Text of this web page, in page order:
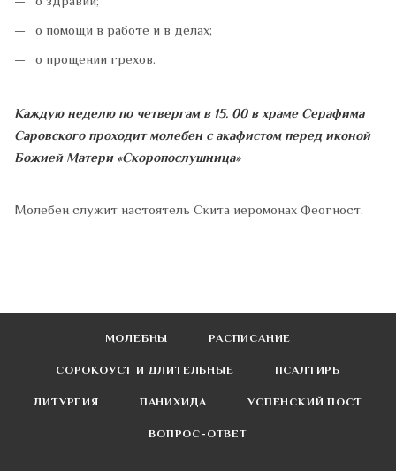
о помощи в работе и в делах;
о прощении грехов.
Каждую неделю по четвергам в 15. 00 в храме Серафима
Саровского проходит молебен с акафистом перед иконой
Божией Матери «Скоропослушница»
Молебен служит настоятель Скита иеромонах Феогност.
МОЛЕБНЫ
РАСПИСАНИЕ
СОРОКОУСТ И ДЛИТЕЛЬНЫЕ
ПСАЛТИРЬ
ЛИТУРГИЯ
ПАНИХИДА
УСПЕНСКИЙ ПОСТ
ВОПРОС-ОТВЕТ